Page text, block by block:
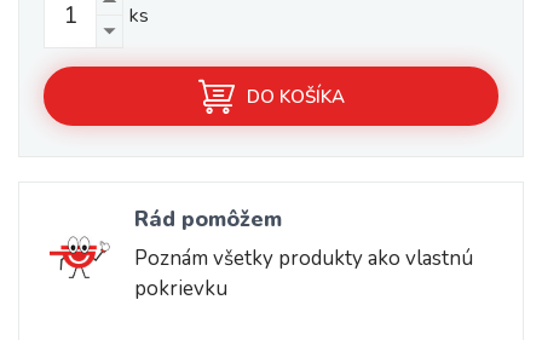
ks
DO KOŠÍKA
Rád pomôžem
Poznám všetky produkty ako vlastnú
pokrievku